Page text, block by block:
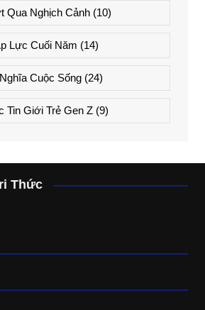
Qua Nghịch Cảnh (10)
Lực Cuối Năm (14)
Cuộc Sống(24)
Tin Giới Trẻ Gen Z(9)
Thức